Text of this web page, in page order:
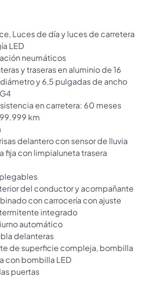
Luces de día y luces de carretera
LED
neumáticos
y traseras en aluminio de 16
y 6,5 pulgadas de ancho
en carretera: 60 meses
km
delantero con sensor de lluvia
fija con limpialuneta trasera
del conductor y acompañante
con carrocería con ajuste
integrado
automático
delanteras
de superficie compleja, bombilla
con bombilla LED
puertas